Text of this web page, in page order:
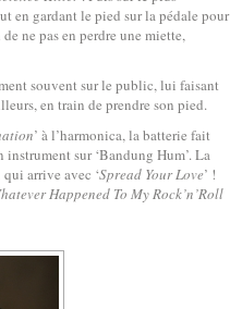
en gardant le pied sur la pédale pour
ne pas en perdre une miette,
souvent sur le public, lui faisant
en train de prendre son pied.
’ à l’harmonica, la batterie fait
instrument sur ‘Bandung Hum’. La
arrive avec ‘Spread Your Love’ !
Happened To My Rock’n’Roll